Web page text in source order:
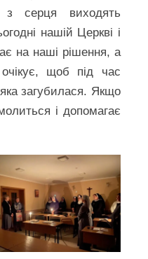
з серця виходять
нашій Церкві і
на наші рішення, а
щоб під час
загубилася. Якщо
і допомагає